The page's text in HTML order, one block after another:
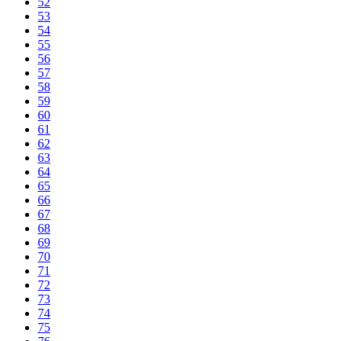
53
54
55
56
57
58
59
60
61
62
63
64
65
66
67
68
69
70
71
72
73
74
75